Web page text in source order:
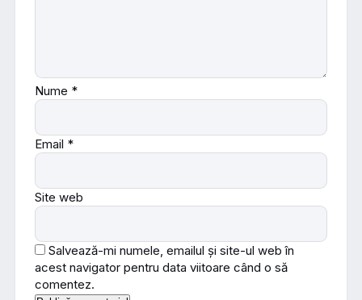
Nume *
Email *
Site web
Salvează-mi numele, emailul și site-ul web în
acest navigator pentru data viitoare când o să
comentez.